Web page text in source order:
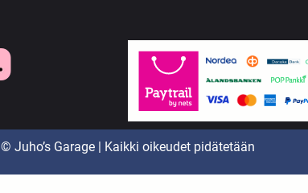
© Juho’s Garage | Kaikki oikeudet pidätetään